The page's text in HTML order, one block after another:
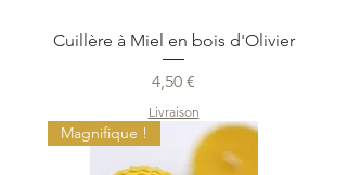
Cuillère à Miel en bois d'Olivier
Prix
4,50 €
Livraison
Magnifique !